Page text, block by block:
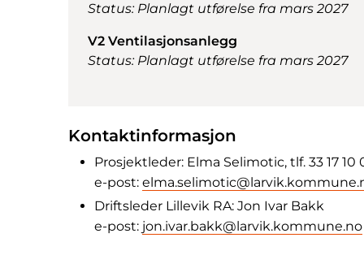
Status: Planlagt utførelse fra mars 2027
V2 Ventilasjonsanlegg
Status: Planlagt utførelse fra mars 2027
Kontaktinformasjon
Prosjektleder: Elma Selimotic, tlf. 33 17 10
e-post:
Driftsleder Lillevik RA: Jon Ivar Bakk
e-post: jon.ivar.bakk@larvik.kommune.no